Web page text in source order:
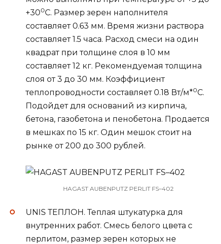
+300С. Размер зерен наполнителя
составляет 0.63 мм. Время жизни раствора
составляет 1.5 часа. Расход смеси на один
квадрат при толщине слоя в 10 мм
составляет 12 кг. Рекомендуемая толщина
слоя от 3 до 30 мм. Коэффициент
теплопроводности составляет 0.18 Вт/м*0С.
Подойдет для оснований из кирпича,
бетона, газобетона и пенобетона. Продается
в мешках по 15 кг. Один мешок стоит на
рынке от 200 до 300 рублей.
HAGAST AUBENPUTZ PERLIT FS–402
UNIS ТЕПЛОН. Теплая штукатурка для
внутренних работ. Смесь белого цвета с
перлитом, размер зерен которых не